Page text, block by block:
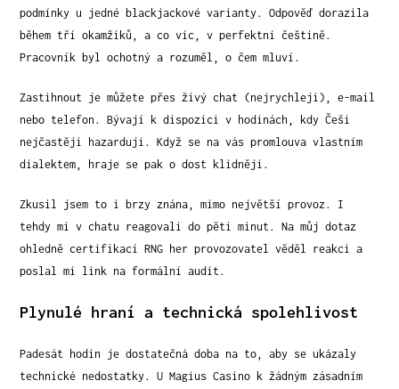
podmínky u jedné blackjackové varianty. Odpověď dorazila
během tří okamžiků, a co víc, v perfektní češtině.
Pracovník byl ochotný a rozuměl, o čem mluví.
Zastihnout je můžete přes živý chat (nejrychleji), e-mail
nebo telefon. Bývají k dispozici v hodinách, kdy Češi
nejčastěji hazardují. Když se na vás promlouva vlastním
dialektem, hraje se pak o dost klidněji.
Zkusil jsem to i brzy znána, mimo největší provoz. I
tehdy mi v chatu reagovali do pěti minut. Na můj dotaz
ohledně certifikací RNG her provozovatel věděl reakci a
poslal mi link na formální audit.
Plynulé hraní a technická spolehlivost
Padesát hodin je dostatečná doba na to, aby se ukázaly
technické nedostatky. U Magius Casino k žádným zásadním